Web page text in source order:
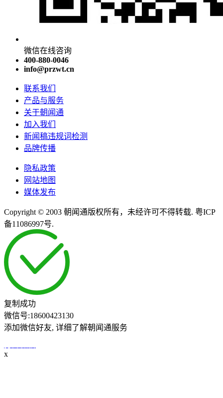
微信在线咨询
400-880-0046
info@przwt.cn
联系我们
产品与服务
关于朝闻通
加入我们
新闻稿违规词检测
品牌传播
隐私政策
网站地图
媒体发布
Copyright © 2003 朝闻通版权所有，未经许可不得转载. 粤ICP
备11086997号.
复制成功
微信号:18600423130
添加微信好友, 详细了解朝闻通服务
x